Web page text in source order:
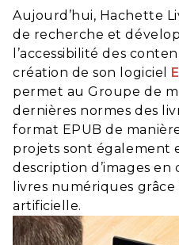
Aujourd’hui, Hachette
de recherche et
l’accessibilité des
création de son logiciel
permet au Groupe de
dernières normes des
format EPUB de
projets sont également
description d’images
livres numériques
artificielle.